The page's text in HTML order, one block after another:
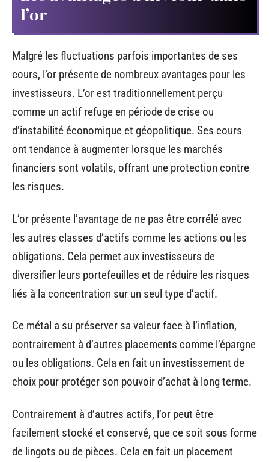
l’or
Malgré les fluctuations parfois importantes de ses
cours, l’or présente de nombreux avantages pour les
investisseurs. L’or est traditionnellement perçu
comme un actif refuge en période de crise ou
d’instabilité économique et géopolitique. Ses cours
ont tendance à augmenter lorsque les marchés
financiers sont volatils, offrant une protection contre
les risques.
L’or présente l’avantage de ne pas être corrélé avec
les autres classes d’actifs comme les actions ou les
obligations. Cela permet aux investisseurs de
diversifier leurs portefeuilles et de réduire les risques
liés à la concentration sur un seul type d’actif.
Ce métal a su préserver sa valeur face à l’inflation,
contrairement à d’autres placements comme l’épargne
ou les obligations. Cela en fait un investissement de
choix pour protéger son pouvoir d’achat à long terme.
Contrairement à d’autres actifs, l’or peut être
facilement stocké et conservé, que ce soit sous forme
de lingots ou de pièces. Cela en fait un placement